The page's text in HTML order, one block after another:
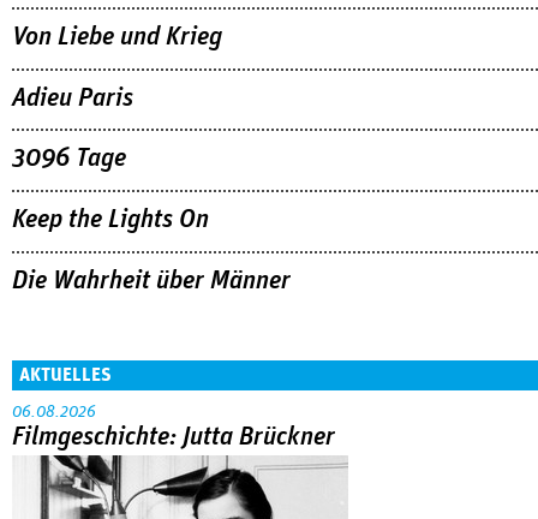
Von Liebe und Krieg
Adieu Paris
3096 Tage
Keep the Lights On
Die Wahrheit über Männer
AKTUELLES
06.08.2026
Filmgeschichte: Jutta Brückner